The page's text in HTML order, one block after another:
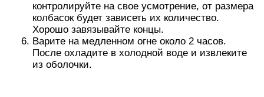
контролируйте на свое усмотрение, от размера
колбасок будет зависеть их количество.
Хорошо завязывайте концы.
Варите на медленном огне около 2 часов.
После охладите в холодной воде и извлеките
из оболочки.